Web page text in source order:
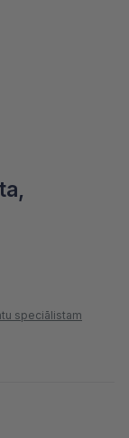
speciālistam